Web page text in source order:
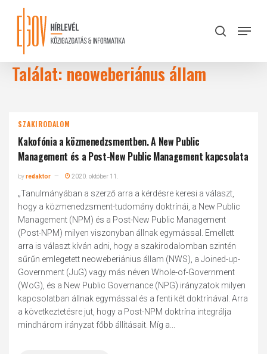
content
search
Menu
Találat: neoweberiánus állam
SZAKIRODALOM
Kakofónia a közmenedzsmentben. A New Public
Management és a Post-New Public Management kapcsolata
byredaktor 2020. október 11.
„Tanulmányában a szerző arra a kérdésre keresi a választ,
hogy a közmenedzsment-tudomány doktrínái, a New Public
Management (NPM) és a Post-New Public Management
(Post-NPM) milyen viszonyban állnak egymással. Emellett
arra is választ kíván adni, hogy a szakirodalomban szintén
sűrűn emlegetett neoweberiánius állam (NWS), a Joined-up-
Government (JuG) vagy más néven Whole-of-Government
(WoG), és a New Public Governance (NPG) irányzatok milyen
kapcsolatban állnak egymással és a fenti két doktrínával. Arra
a következtetésre jut, hogy a Post-NPM doktrína integrálja
mindhárom irányzat főbb állításait. Míg a...
Close